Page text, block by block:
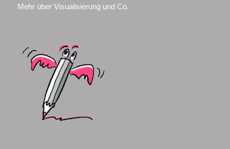
Mehr über Visualisierung und Co.